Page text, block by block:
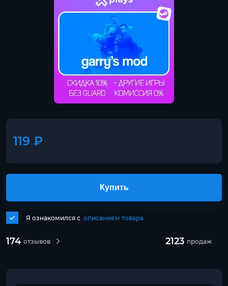
119 ₽
174 отзывов 2123 продаж
Я ознакомился с описанием товара
Купить